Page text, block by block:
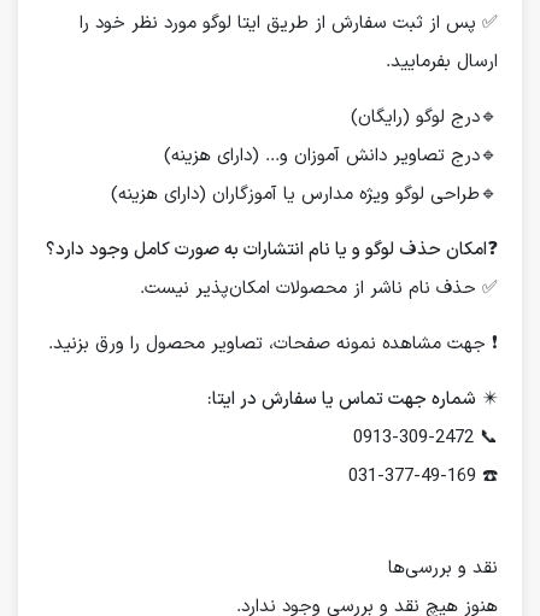
✅ پس از ثبت سفارش از طریق ایتا لوگو مورد نظر خود را
ارسال بفرمایید.
🔹درج لوگو (رایگان)
🔹درج تصاویر دانش آموزان و... (دارای هزینه)
🔹طراحی لوگو ویژه مدارس یا آموزگاران (دارای هزینه)
❓امکان حذف لوگو و یا نام انتشارات به صورت کامل وجود دارد؟
✅ حذف نام ناشر از محصولات امکان‌پذیر نیست.
❗️ جهت مشاهده نمونه صفحات، تصاویر محصول را ورق بزنید.
✴️ شماره جهت تماس یا سفارش در ایتا:
📞 0913-309-2472
☎️ 031-377-49-169
نقد و بررسی‌ها
هنوز هیچ نقد و بررسی وجود ندارد.